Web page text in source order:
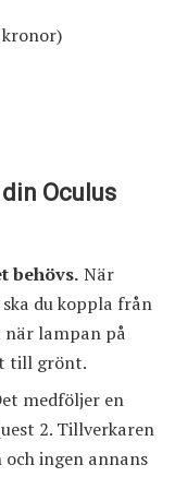
Oculus
behövs. När
du koppla från
lampan på
till grönt.
medföljer en
2. Tillverkaren
ingen annans